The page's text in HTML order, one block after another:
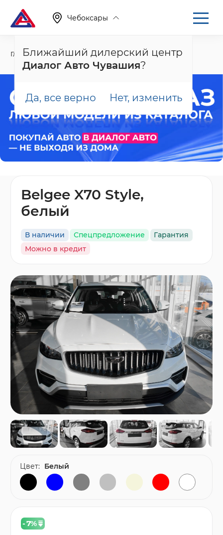
Чебоксары
Ближайший дилерский центр
Диалог Авто Чувашия?
Да, все верно Нет, изменить
Главная Каталог Новые автомобили X70, I
Belgee X70 Style,
белый
В наличии Спецпредложение
Гарантия
Можно в кредит
- 7%
Цвет: Белый